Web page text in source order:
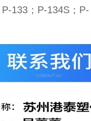
133；P-134S；P-